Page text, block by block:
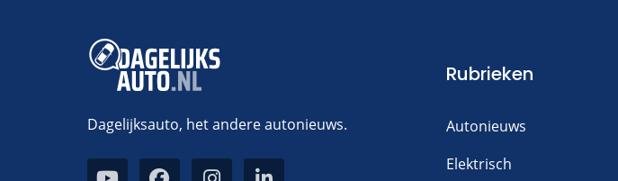
Dagelijksauto, het andere autonieuws.
Rubrieken
Autonieuws
Elektrisch